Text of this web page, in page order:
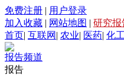
免费注册 | 用户登录
加入收藏 | 网站地图 | 研究报
首页| 互联网 | 农业| 医药| 化工
报告频道
报告